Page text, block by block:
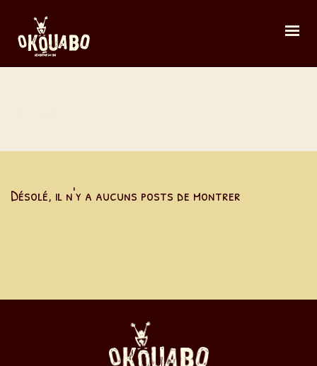
Désolé, il n'y a aucuns posts de montrer